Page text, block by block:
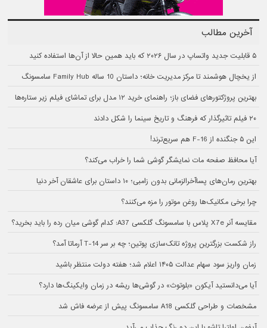
آخرین مطالب
۵ قابلیت جدید واتساپ در سال ۲۰۲۶ که باید همین حالا از آن‌ها استفاده کنید
از یخچال هوشمند تا مرکز مدیریت خانه؛ داستان 10 ساله Family Hub سامسونگ
بهترین پروژکتورهای فضای باز؛ راهنمای خرید ۱۲ مدل برای تماشای فیلم زیر ستاره‌ها
۲۰ فیلم تاثیرگذار که فرهنگ و تاریخ سینما را شکل دادند
این ۵ جنگنده از F-16 هم سریع‌ترند!
آیا محافظ صفحه مات نمایشگر گوشی شما را خراب می‌کند؟
بهترین رمان‌های پسا‌آخرالزمانی بدون زامبی؛ ۱۰ داستان برای عاشقان آخر دنیا
چرا برخی مکانیک‌ها روغن موتور را مزه می‌کنند؟
مقایسه آنر X7e پلاس با سامسونگ گلکسی A37: کدام گوشی میان رده را باید بخرید؟
راز شکست بزرگترین پروژه تانک‌سازی پوتین؛ چه بر سر T-14 آرماتا آمد؟
زمان واریز سود سهام عدالت ۱۴۰۵ اعلام شد؛ هفته دولت منتظر باشید
آیا می‌دانستید آیکون «بلوتوث» در گوشی‌ها ریشه در زمان وایکینگ‌ها دارد؟
مشخصات و طراحی گلکسی A18 سامسونگ پیش از عرضه فاش شد